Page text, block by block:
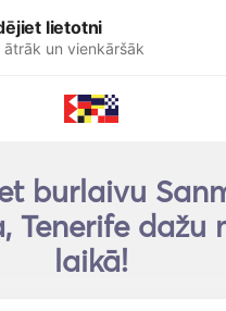
lietotni
ātrāk un vienkāršāk
burlaivu
Tenerife dažu
laikā!